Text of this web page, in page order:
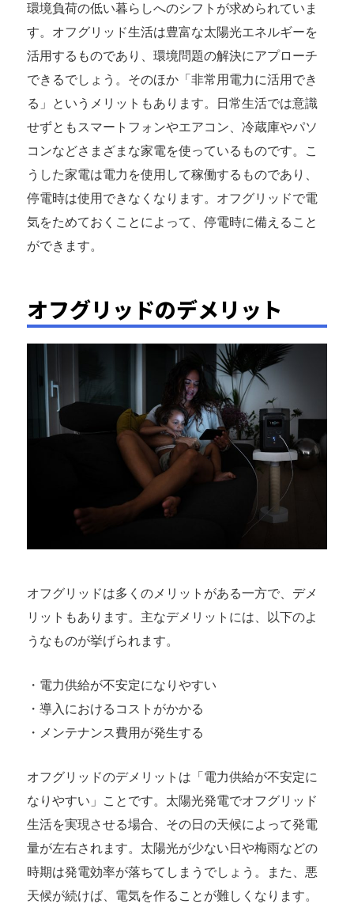
環境負荷の低い暮らしへのシフトが求められていま
す。オフグリッド生活は豊富な太陽光エネルギーを
活用するものであり、環境問題の解決にアプローチ
できるでしょう。そのほか「非常用電力に活用でき
る」というメリットもあります。日常生活では意識
せずともスマートフォンやエアコン、冷蔵庫やパソ
コンなどさまざまな家電を使っているものです。こ
うした家電は電力を使用して稼働するものであり、
停電時は使用できなくなります。オフグリッドで電
気をためておくことによって、停電時に備えること
ができます。
オフグリッドのデメリット
オフグリッドは多くのメリットがある一方で、デメ
リットもあります。主なデメリットには、以下のよ
うなものが挙げられます。
・電力供給が不安定になりやすい
・導入におけるコストがかかる
・メンテナンス費用が発生する
オフグリッドのデメリットは「電力供給が不安定に
なりやすい」ことです。太陽光発電でオフグリッド
生活を実現させる場合、その日の天候によって発電
量が左右されます。太陽光が少ない日や梅雨などの
時期は発電効率が落ちてしまうでしょう。また、悪
天候が続けば、電気を作ることが難しくなります。